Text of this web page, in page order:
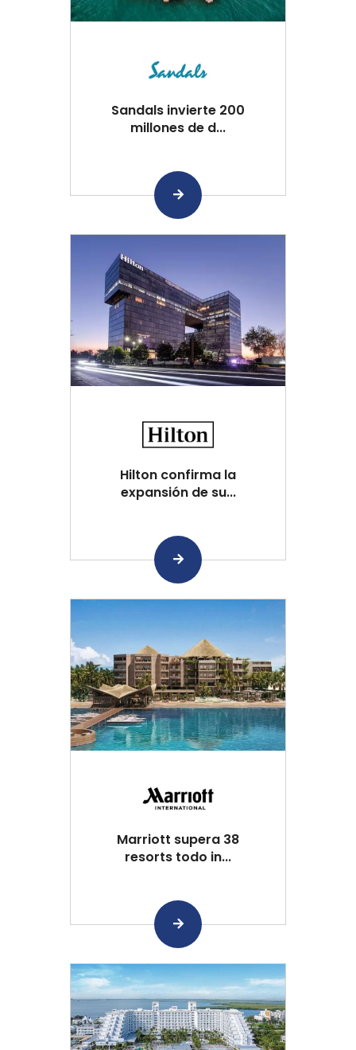
Sandals invierte 200
millones de d...
Hilton confirma la
expansión de su...
Marriott supera 38
resorts todo in...